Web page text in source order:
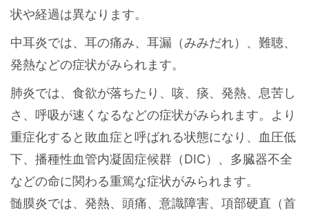
状や経過は異なります。
中耳炎では、耳の痛み、耳漏（みみだれ）、難聴、
発熱などの症状がみられます。
肺炎では、食欲が落ちたり、咳、痰、発熱、息苦し
さ、呼吸が速くなるなどの症状がみられます。より
重症化すると敗血症と呼ばれる状態になり、血圧低
下、播種性血管内凝固症候群（DIC）、多臓器不全
などの命に関わる重篤な症状がみられます。
髄膜炎では、発熱、頭痛、意識障害、項部硬直（首